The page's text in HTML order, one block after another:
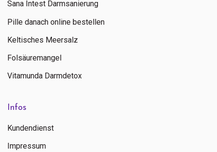
Sana Intest Darmsanierung
Pille danach online bestellen
Keltisches Meersalz
Folsäuremangel
Vitamunda Darmdetox
Infos
Kundendienst
Impressum